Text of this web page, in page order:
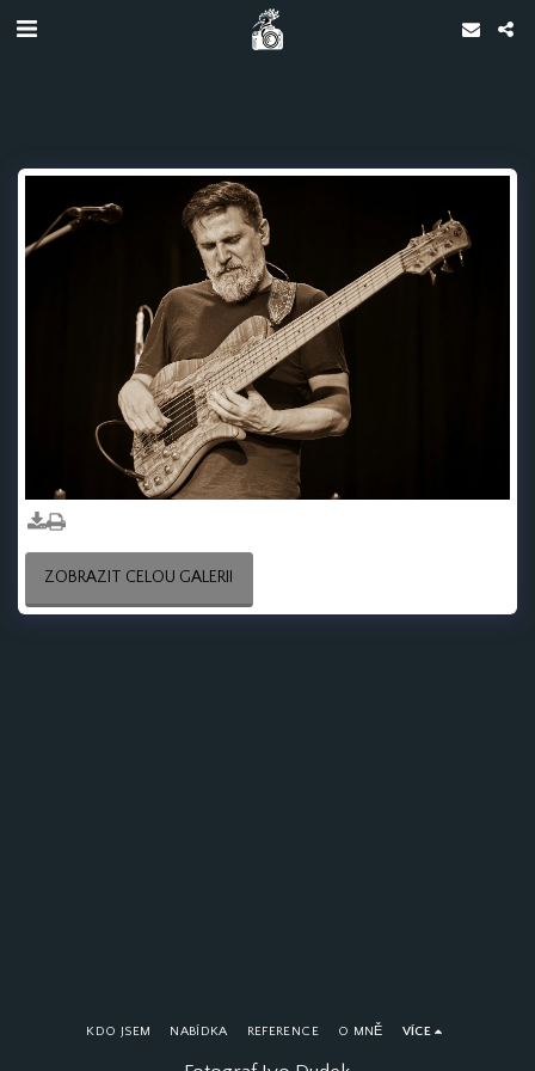
ZOBRAZIT CELOU GALERII
KDO JSEM NABÍDKA REFERENCE O MNĚ VÍCE